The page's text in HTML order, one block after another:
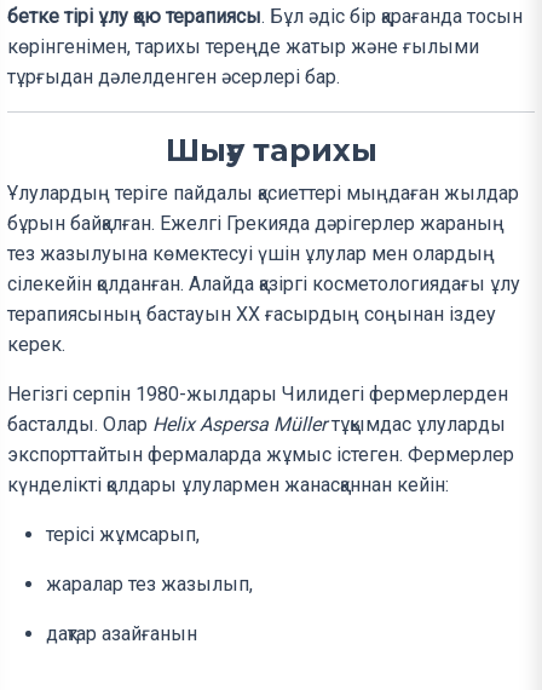
бетке тірі ұлу қою терапиясы. Бұл әдіс бір қарағанда тосын
көрінгенімен, тарихы тереңде жатыр және ғылыми
тұрғыдан дәлелденген әсерлері бар.
Шығу тарихы
Ұлулардың теріге пайдалы қасиеттері мыңдаған жылдар
бұрын байқалған. Ежелгі Грекияда дәрігерлер жараның
тез жазылуына көмектесуі үшін ұлулар мен олардың
сілекейін қолданған. Алайда қазіргі косметологиядағы ұлу
терапиясының бастауын XX ғасырдың соңынан іздеу
керек.
Негізгі серпін 1980-жылдары Чилидегі фермерлерден
басталды. Олар Helix Aspersa Müllerтұқымдас ұлуларды
экспорттайтын фермаларда жұмыс істеген. Фермерлер
күнделікті қолдары ұлулармен жанасқаннан кейін:
терісі жұмсарып,
жаралар тез жазылып,
дақтар азайғанын